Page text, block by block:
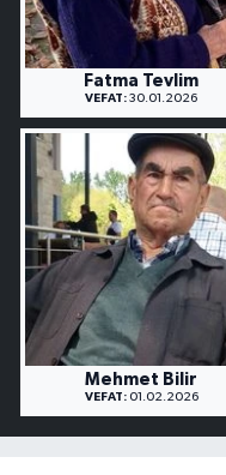
Fatma Tevlim
VEFAT: 30.01.2026
Mehmet Bilir
VEFAT:01.02.2026